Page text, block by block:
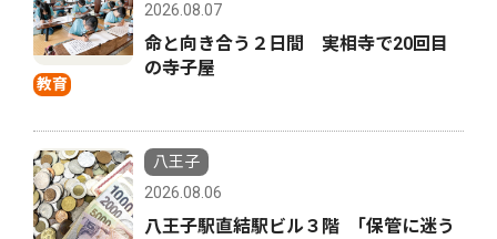
教育
2026.08.07
命と向き合う２日間 実相寺で20回目
の寺子屋
八王子
2026.08.06
八王子駅直結駅ビル３階 ｢保管に迷う